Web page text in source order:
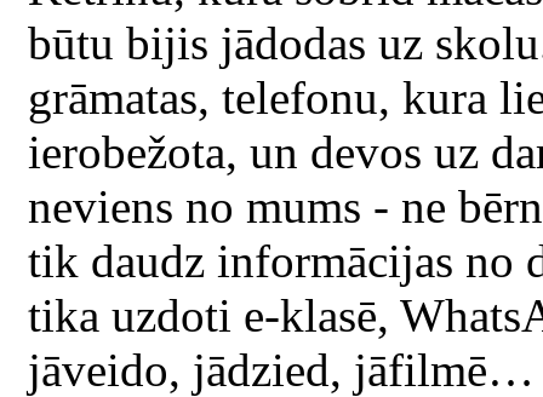
būtu bijis jādodas uz
grāmatas, telefonu, kura
ierobežota, un devos uz
neviens no mums - ne
tik daudz informācijas no
tika uzdoti e-klasē,
jāveido, jādzied, jāfilmē…